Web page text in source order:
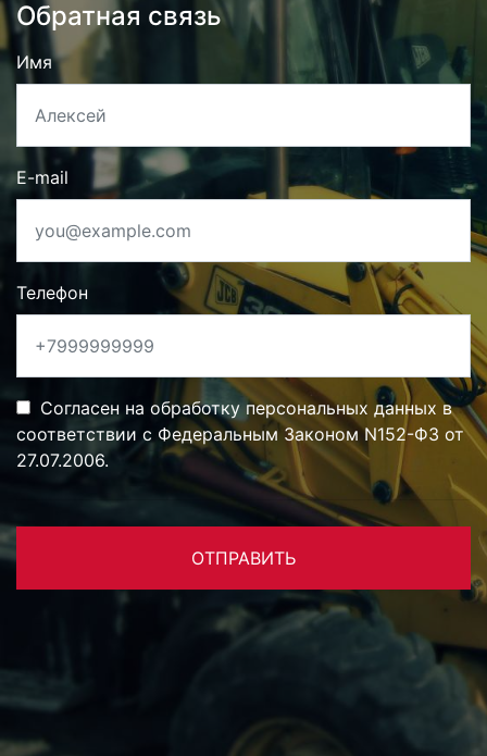
Обратная связь
Имя
E-mail
Телефон
Согласен на обработку персональных данных в
соответствии с Федеральным Законом N152-ФЗ от
27.07.2006.
ОТПРАВИТЬ